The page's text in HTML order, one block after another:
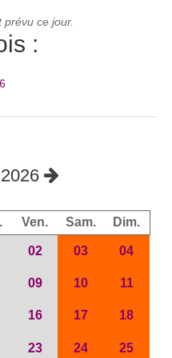
ce jour.
:
Ven. Sam. Dim.
02 03 04
09 10 11
16 17 18
23 24 25